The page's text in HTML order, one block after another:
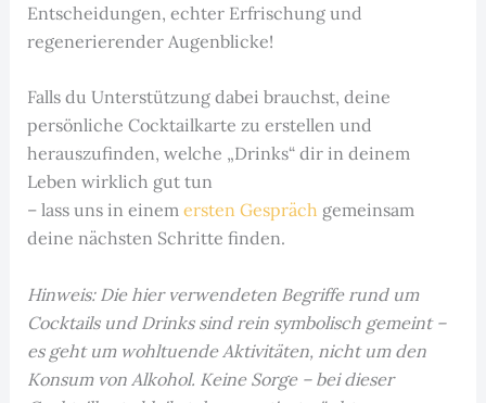
Entscheidungen, echter Erfrischung und
regenerierender Augenblicke!
Falls du Unterstützung dabei brauchst, deine
persönliche Cocktailkarte zu erstellen und
herauszufinden, welche „Drinks“ dir in deinem
Leben wirklich gut tun
– lass uns in einem ersten Gespräch gemeinsam
deine nächsten Schritte finden.
Hinweis: Die hier verwendeten Begriffe rund um
Cocktails und Drinks sind rein symbolisch gemeint –
es geht um wohltuende Aktivitäten, nicht um den
Konsum von Alkohol. Keine Sorge – bei dieser